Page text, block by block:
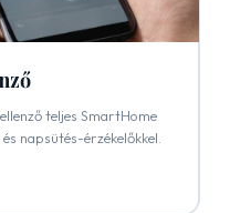
teljes SmartHome
napsütés-érzékelőkkel.